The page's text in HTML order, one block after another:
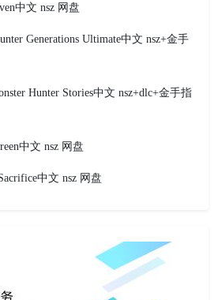
中文 nsz 网盘
Generations Ultimate中文 nsz+金手
Hunter Stories中文 nsz+dlc+金手指
中文 nsz 网盘
中文 nsz 网盘